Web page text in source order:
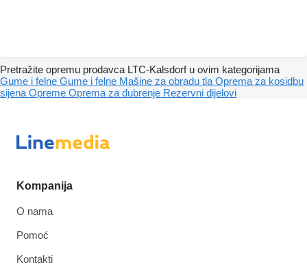
Pretražite opremu prodavca LTC-Kalsdorf u ovim kategorijama
Gume i felne Gume i felne Mašine za obradu tla Oprema za kosidbu
sijena Opreme Oprema za đubrenje Rezervni dijelovi
Kompanija
O nama
Pomoć
Kontakti